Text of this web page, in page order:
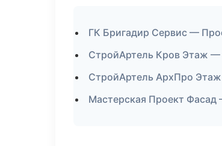
ГК Бригадир Сервис —
СтройАртель Кров Этаж —
СтройАртель АрхПро
Мастерская Проект